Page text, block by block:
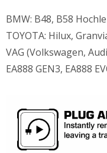
BMW: B48, B58
TOYOTA: Hilux,
VAG (Volkswagen,
EA888 GEN3, EA888